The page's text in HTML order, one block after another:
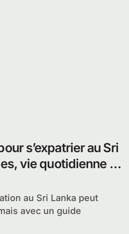
s’expatrier au Sri
vie quotidienne et
avec un guide